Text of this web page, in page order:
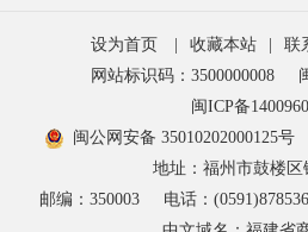
设为首页 收藏本站 联
网站标识码：3500000008
闽ICP备
闽公网安备 35010202000125号
地址：福州市鼓楼区
邮编：350003
电话：